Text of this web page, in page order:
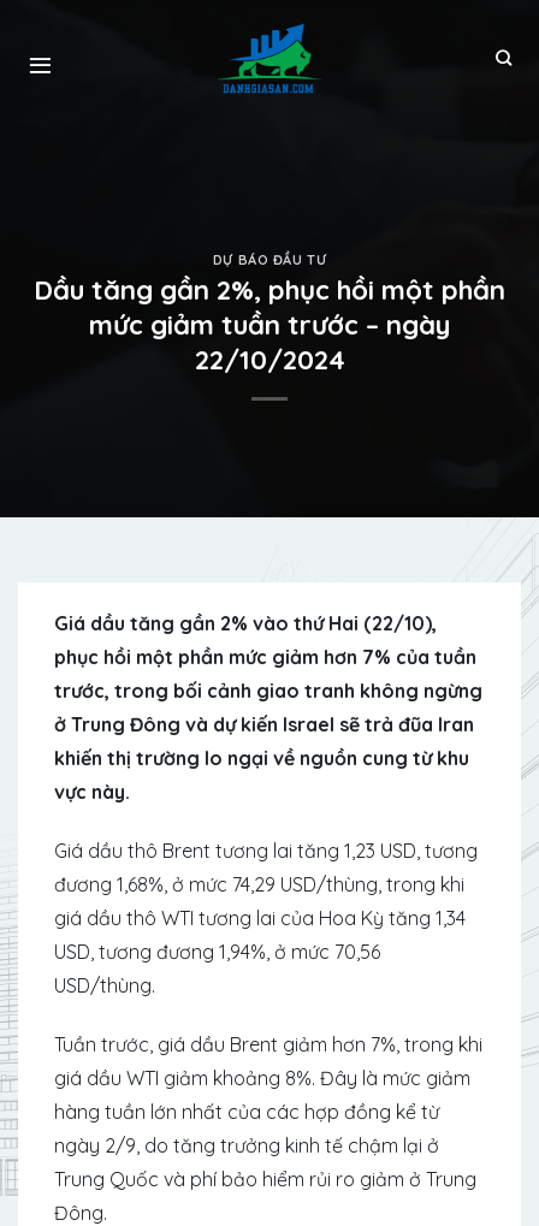
DỰ BÁO ĐẦU TƯ
Dầu tăng gần 2%, phục hồi một phần
mức giảm tuần trước – ngày
22/10/2024
Giá dầu tăng gần 2% vào thứ Hai (22/10),
phục hồi một phần mức giảm hơn 7% của tuần
trước, trong bối cảnh giao tranh không ngừng
ở Trung Đông và dự kiến ​​Israel sẽ trả đũa Iran
khiến thị trường lo ngại về nguồn cung từ khu
vực này.
Giá dầu thô Brent tương lai tăng 1,23 USD, tương
đương 1,68%, ở mức 74,29 USD/thùng, trong khi
giá dầu thô WTI tương lai của Hoa Kỳ tăng 1,34
USD, tương đương 1,94%, ở mức 70,56
USD/thùng.
Tuần trước, giá dầu Brent giảm hơn 7%, trong khi
giá dầu WTI giảm khoảng 8%. Đây là mức giảm
hàng tuần lớn nhất của các hợp đồng kể từ
ngày 2/9, do tăng trưởng kinh tế chậm lại ở
Trung Quốc và phí bảo hiểm rủi ro giảm ở Trung
Đông.